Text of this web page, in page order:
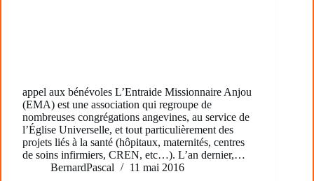
appel aux bénévoles L’Entraide Missionnaire Anjou
(EMA) est une association qui regroupe de
nombreuses congrégations angevines, au service de
l’Église Universelle, et tout particulièrement des
projets liés à la santé (hôpitaux, maternités, centres
de soins infirmiers, CREN, etc…). L’an dernier,…
BernardPascal
11 mai 2016